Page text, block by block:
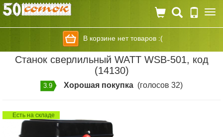
В корзине нет товаров :(
Станок сверлильный WATT WSB-501, код
(14130)
3.9 Хорошая покупка (голосов 32)
Есть на складе